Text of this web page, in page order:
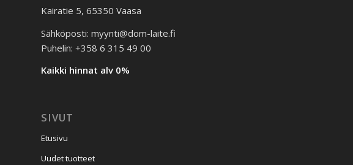
Kairatie 5, 65350 Vaasa
Sähköposti: myynti@dom-laite.fi
Puhelin: +358 6 315 49 00
Kaikki hinnat alv 0%
SIVUT
Etusivu
Uudet tuotteet